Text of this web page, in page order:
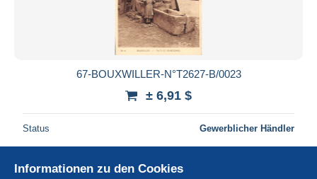
67-BOUXWILLER-N°T2627-B/0023
± 6,91 $
Status Gewerblicher Händler
Informationen zu den Cookies